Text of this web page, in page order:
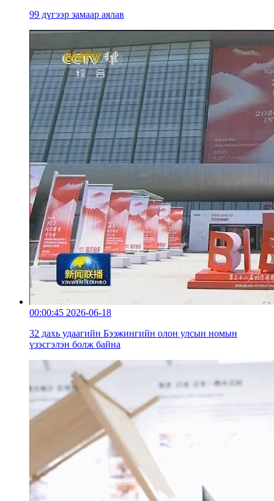
99 дүгээр замаар аялав
00:00:45 2026-06-18
32 дахь удаагийн Бээжингийн олон улсын номын
үзэсгэлэн болж байна